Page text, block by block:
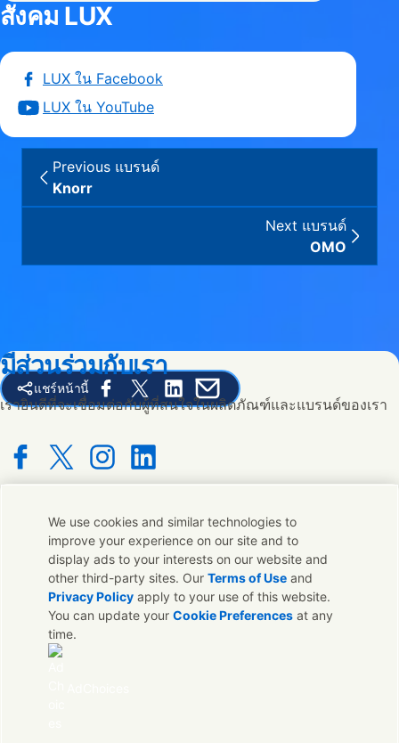
สังคม LUX
LUX ใน Facebook
LUX ใน YouTube
Previous แบรนด์
Knorr
Next แบรนด์
OMO
แชร์หน้านี้
Share this page on Facebook
Share this page on X
Share this page on Linked In
Share this page on E-mail
มีส่วนร่วมกับเรา
เรายินดีที่จะเชื่อมต่อกับผู้ที่สนใจในผลิตภัณฑ์และแบรนด์ของเรา
ติดต่อเรา
ติดต่อทีมผู้เชี่ยวชาญและ Unilever หรือค้นหาที่ติดต่อทั่วโลก
ติดต่อเรา
ติดต่อ Unilever ประเทศไทย
We use cookies and similar technologies to
improve your experience on our site and to
display ads to your interests on our website and
other third-party sites. OurTerms of Use and
Privacy Policy apply to your use of this website.
You can update yourCookie Preferences at any
time.